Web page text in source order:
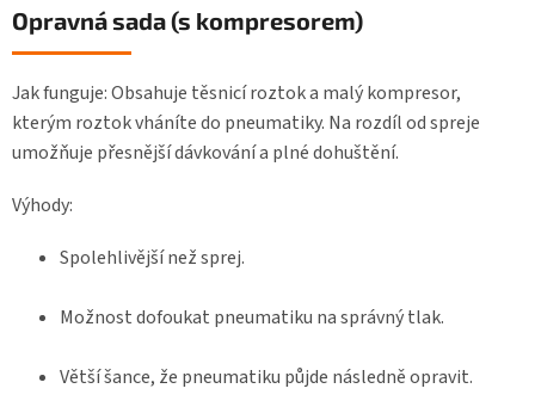
Opravná sada (s kompresorem)
Jak funguje: Obsahuje těsnicí roztok a malý kompresor,
kterým roztok vháníte do pneumatiky. Na rozdíl od spreje
umožňuje přesnější dávkování a plné dohuštění.
Výhody:
Spolehlivější než sprej.
Možnost dofoukat pneumatiku na správný tlak.
Větší šance, že pneumatiku půjde následně opravit.